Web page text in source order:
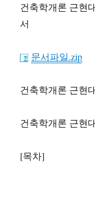
건축학개론 근현
서
문서파일.zip
건축학개론 근현
건축학개론 근현
[목차]